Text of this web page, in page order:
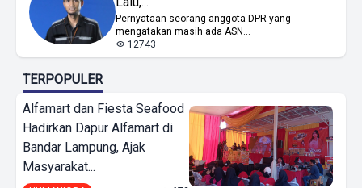
Pernyataan seorang anggota DPR yang
mengatakan masih ada ASN...
12743
TERPOPULER
Alfamart dan Fiesta Seafood
Hadirkan Dapur Alfamart di
Bandar Lampung, Ajak
Masyarakat...